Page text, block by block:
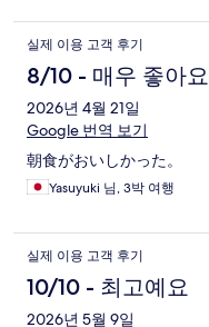
실제 이용 고객 후기
8/10 - 매우 좋아요
2026년 4월 21일
Google 번역 보기
朝食がおいしかった。
Yasuyuki 님, 3박 여행
실제 이용 고객 후기
10/10 - 최고예요
2026년 5월 9일